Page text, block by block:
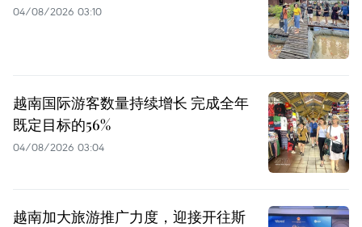
04/08/2026 03:10
越南国际游客数量持续增长 完成全年
既定目标的56%
04/08/2026 03:04
越南加大旅游推广力度，迎接开往斯